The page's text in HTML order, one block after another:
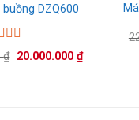
DZQ600
xếp
5.005
₫ Giá
20.000.000 ₫Giá
hiện